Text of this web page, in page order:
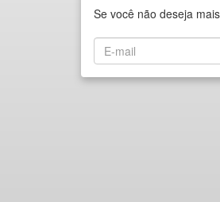
Se você não deseja